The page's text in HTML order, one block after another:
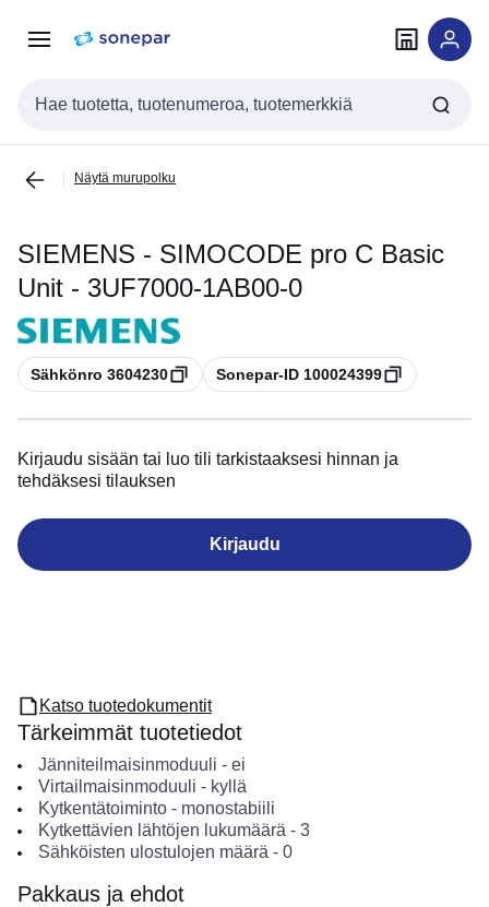
navigointiinsisältöön
Haku
Näytä murupolku
SIEMENS - SIMOCODE pro C Basic
Unit - 3UF7000-1AB00-0
Kopioi
Sähkönro 3604230 Kopioi
Sonepar-ID 100024399
Kirjaudu sisään tai luo tili tarkistaaksesi hinnan ja
tehdäksesi tilauksen
Kirjaudu
Katso tuotedokumentit
Tärkeimmät tuotetiedot
Jänniteilmaisinmoduuli - ei
Virtailmaisinmoduuli - kyllä
Kytkentätoiminto- monostabiili
Kytkettävien lähtöjen lukumäärä - 3
Sähköisten ulostulojen määrä - 0
Pakkaus ja ehdot